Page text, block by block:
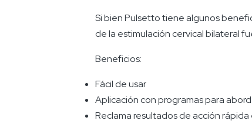
Si bien Pulsetto tiene algunos
de la estimulación cervical bilateral
Beneficios:
Fácil de usar
Aplicación con programas para
Reclama resultados de acción